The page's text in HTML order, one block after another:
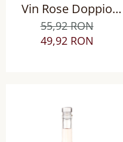
Vin Rose Doppio
Passo Primitivo Puglia
IGT, Sec
55,92 RON
49,92 RON